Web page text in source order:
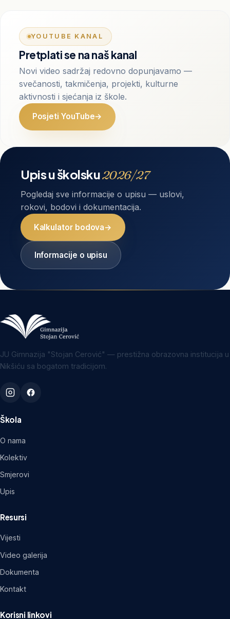
YOUTUBE KANAL
Pretplati se na naš kanal
Novi video sadržaj redovno dopunjavamo —
svečanosti, takmičenja, projekti, kulturne
aktivnosti i sjećanja iz škole.
Posjeti YouTube→
Upis u školsku2026/27
Pogledaj sve informacije o upisu — uslovi,
rokovi, bodovi i dokumentacija.
Kalkulator bodova→
Informacije o upisu
JU Gimnazija "Stojan Cerović" — prestižna obrazovna institucija u
Nikšiću sa bogatom tradicijom.
Škola
O nama
Kolektiv
Smjerovi
Upis
Resursi
Vijesti
Video galerija
Dokumenta
Kontakt
Korisni linkovi